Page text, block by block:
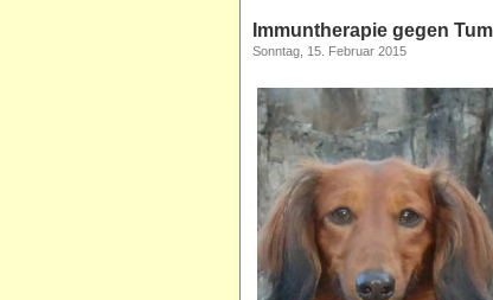
Immuntherapie gegen
Sonntag, 15. Februar 2015